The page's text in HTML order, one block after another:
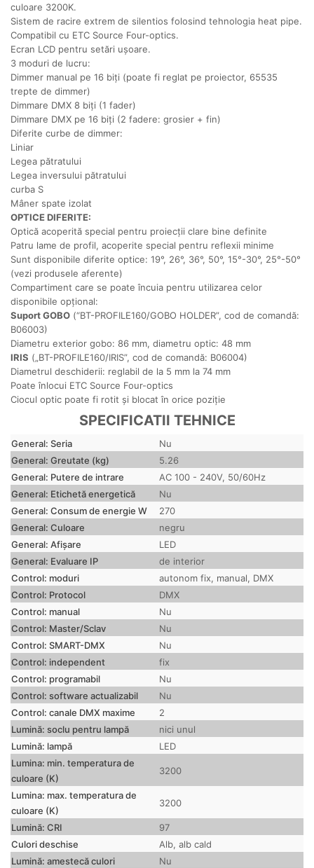
culoare 3200K.
Sistem de racire extrem de silentios folosind tehnologia heat pipe.
Compatibil cu ETC Source Four-optics.
Ecran LCD pentru setări ușoare.
3 moduri de lucru:
Dimmer manual pe 16 biți (poate fi reglat pe proiector, 65535
trepte de dimmer)
Dimmare DMX 8 biți (1 fader)
Dimmare DMX pe 16 biți (2 fadere: grosier + fin)
Diferite curbe de dimmer:
Liniar
Legea pătratului
Legea inversului pătratului
curba S
Mâner spate izolat
OPTICE DIFERITE:
Optică acoperită special pentru proiecții clare bine definite
Patru lame de profil, acoperite special pentru reflexii minime
Sunt disponibile diferite optice: 19°, 26°, 36°, 50°, 15°-30°, 25°-50°
(vezi produsele aferente)
Compartiment care se poate încuia pentru utilizarea celor
disponibile opțional:
Suport GOBO (“BT-PROFILE160/GOBO HOLDER”, cod de comandă:
B06003)
Diametru exterior gobo: 86 mm, diametru optic: 48 mm
IRIS („BT-PROFILE160/IRIS”, cod de comandă: B06004)
Diametrul deschiderii: reglabil de la 5 mm la 74 mm
Poate înlocui ETC Source Four-optics
Ciocul optic poate fi rotit și blocat în orice poziție
SPECIFICATII TEHNICE
General: Seria
Nu
General: Greutate (kg)
5.26
General: Putere de intrare
AC 100 - 240V, 50/60Hz
General: Etichetă energetică
Nu
General: Consum de energie W
270
General: Culoare
negru
General: Afișare
LED
General: Evaluare IP
de interior
Control: moduri
autonom fix, manual, DMX
Control: Protocol
DMX
Control: manual
Nu
Control: Master/Sclav
Nu
Control: SMART-DMX
Nu
Control: independent
fix
Control: programabil
Nu
Control: software actualizabil
Nu
Control: canale DMX maxime
2
Lumină: soclu pentru lampă
nici unul
Lumină: lampă
LED
Lumina: min. temperatura de
culoare (K)
3200
Lumina: max. temperatura de
culoare (K)
3200
Lumină: CRI
97
Culori deschise
Alb, alb cald
Lumină: amestecă culori
Nu